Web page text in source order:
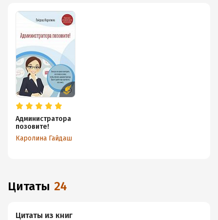
Администратора
позовите!
Каролина Гайдаш
Цитаты 24
Цитаты из книг